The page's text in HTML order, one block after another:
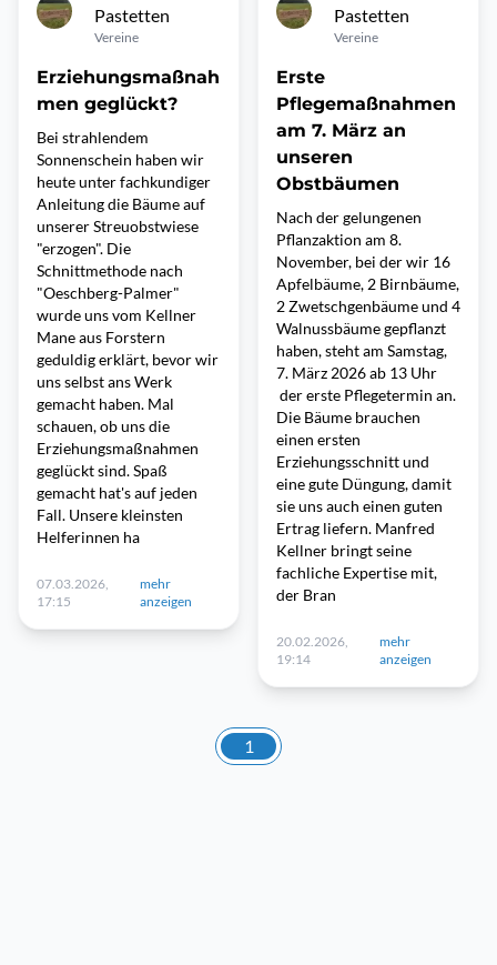
Pastetten
Vereine
Erziehungsmaßnah
men geglückt?
Bei strahlendem
Sonnenschein haben wir
heute unter fachkundiger
Anleitung die Bäume auf
unserer Streuobstwiese
"erzogen". Die
Schnittmethode nach
"Oeschberg-Palmer"
wurde uns vom Kellner
Mane aus Forstern
geduldig erklärt, bevor wir
uns selbst ans Werk
gemacht haben. Mal
schauen, ob uns die
Erziehungsmaßnahmen
geglückt sind. Spaß
gemacht hat's auf jeden
Fall. Unsere kleinsten
Helferinnen ha
07.03.2026,
17:15
mehr
anzeigen
Pastetten
Vereine
Erste
Pflegemaßnahmen
am 7. März an
unseren
Obstbäumen
Nach der gelungenen
Pflanzaktion am 8.
November, bei der wir 16
Apfelbäume, 2 Birnbäume,
2 Zwetschgenbäume und 4
Walnussbäume gepflanzt
haben, steht am Samstag,
7. März 2026 ab 13 Uhr
der erste Pflegetermin an.
Die Bäume brauchen
einen ersten
Erziehungsschnitt und
eine gute Düngung, damit
sie uns auch einen guten
Ertrag liefern. Manfred
Kellner bringt seine
fachliche Expertise mit,
der Bran
20.02.2026,
19:14
mehr
anzeigen
1